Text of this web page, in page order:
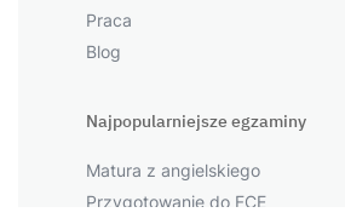
Praca
Blog
Najpopularniejsze egzaminy
Matura z angielskiego
Przygotowanie do FCE